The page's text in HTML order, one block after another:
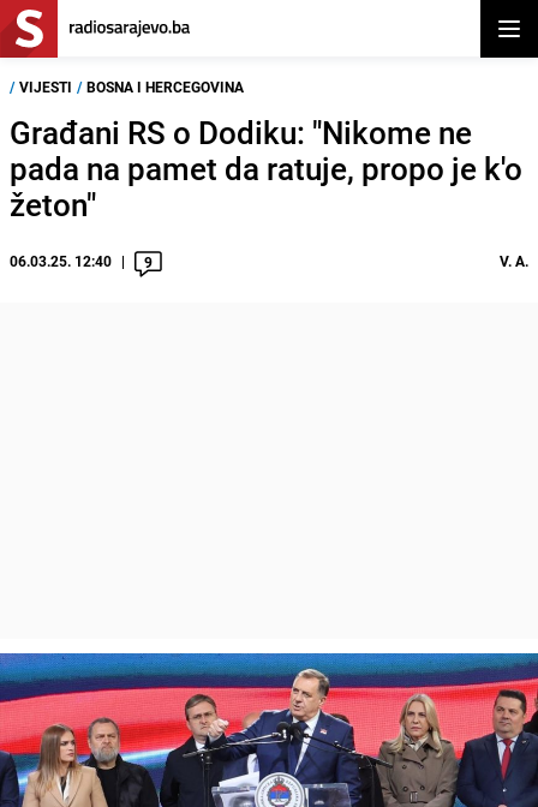
/ VIJESTI / BOSNA I HERCEGOVINA
Građani RS o Dodiku: "Nikome ne
pada na pamet da ratuje, propo je k'o
žeton"
06.03.25. 12:40 9 V. A.